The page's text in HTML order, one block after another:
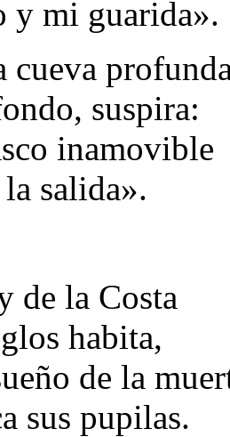
y mi guarida».
cueva
suspira:
inamovible
salida».
de la Costa
habita,
de la
sus pupilas.